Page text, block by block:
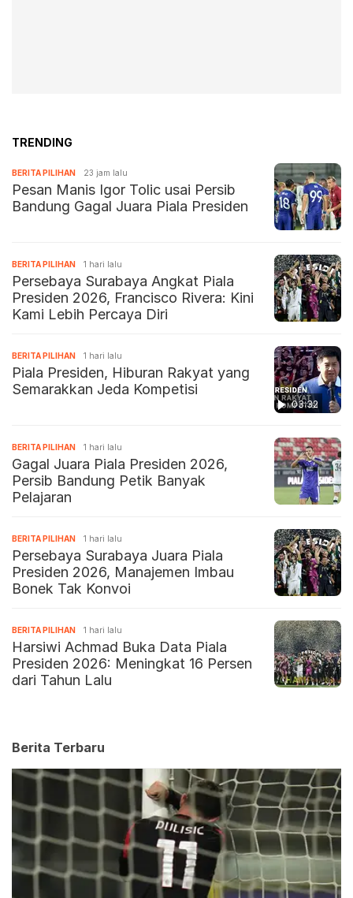
TRENDING
BERITA PILIHAN 23 jam lalu
Pesan Manis Igor Tolic usai Persib
Bandung Gagal Juara Piala Presiden
BERITA PILIHAN 1 hari lalu
Persebaya Surabaya Angkat Piala
Presiden 2026, Francisco Rivera: Kini
Kami Lebih Percaya Diri
03:32
BERITA PILIHAN 1 hari lalu
Piala Presiden, Hiburan Rakyat yang
Semarakkan Jeda Kompetisi
BERITA PILIHAN 1 hari lalu
Gagal Juara Piala Presiden 2026,
Persib Bandung Petik Banyak
Pelajaran
BERITA PILIHAN 1 hari lalu
Persebaya Surabaya Juara Piala
Presiden 2026, Manajemen Imbau
Bonek Tak Konvoi
BERITA PILIHAN 1 hari lalu
Harsiwi Achmad Buka Data Piala
Presiden 2026: Meningkat 16 Persen
dari Tahun Lalu
Berita Terbaru